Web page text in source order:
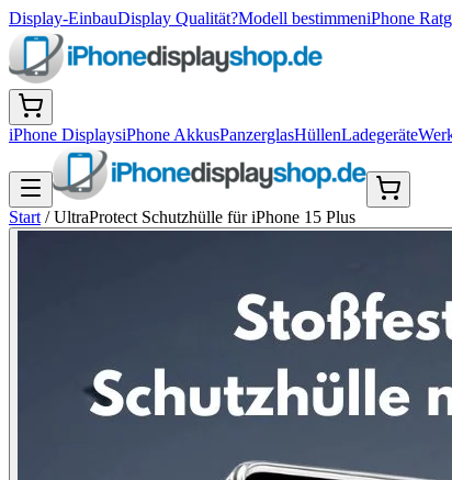
Display-EinbauDisplay Qualität?Modell bestimmeniPhone
iPhone DisplaysiPhone AkkusPanzerglasHüllenLadegeräte
Start /UltraProtect Schutzhülle für iPhone 15 Plus